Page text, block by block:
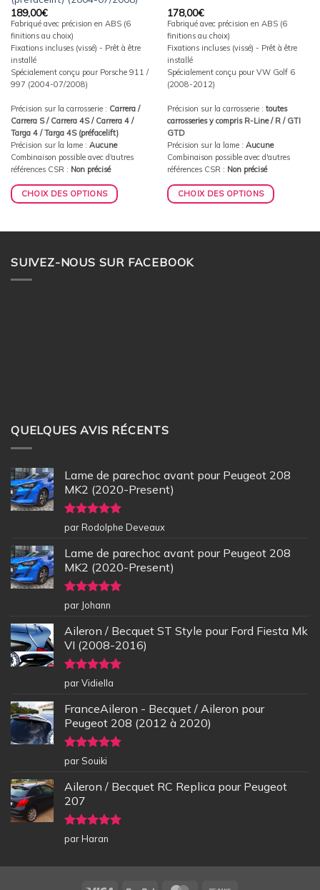
189,00€
Fabriqué avec précision en ABS (6
finitions au choix)
Fixations incluses (vissé) - Prêt à être
installé
Spécialement conçu pour Porsche 911 /
997 (2004-07/2008)
Précision sur la carrosserie : Carrera /
Carrera S / Carrera 4S / Carrera 4 /
Targa 4 / Targa 4S (préfacelift)
Précision sur la lame : Aucune
Combinaison possible avec d'autres
références CSR : Non précisé
CHOIX DES OPTIONS
178,00€
Fabriqué avec précision en ABS (6
finitions au choix)
Fixations incluses (vissé) - Prêt à être
installé
Spécialement conçu pour VW Golf 6
(2008-2012)
Précision sur la carrosserie : toutes
carrosseries y compris R-Line / R / GTI
GTD
Précision sur la lame : Aucune
Combinaison possible avec d'autres
références CSR : Non précisé
CHOIX DES OPTIONS
SUIVEZ-NOUS SUR FACEBOOK
QUELQUES AVIS RÉCENTS
Lame de parechoc avant pour Peugeot 208
MK2 (2020-Present)
Note5sur
5
par Rodolphe Deveaux
Lame de parechoc avant pour Peugeot 208
MK2 (2020-Present)
Note5sur
5
par Johann
Aileron / Becquet ST Style pour Ford Fiesta Mk
VI (2008-2016)
Note5sur
5
par Vidiella
FranceAileron - Becquet / Aileron pour
Peugeot 208 (2012 à 2020)
Note5sur
5
par Souiki
Aileron / Becquet RC Replica pour Peugeot
207
Note5sur
5
par Haran